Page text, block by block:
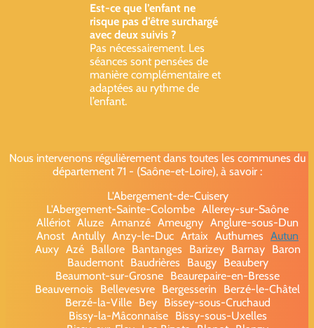
Est-ce que l’enfant ne
risque pas d’être surchargé
avec deux suivis ?
Pas nécessairement. Les
séances sont pensées de
manière complémentaire et
adaptées au rythme de
l’enfant.
Nous intervenons régulièrement dans toutes les communes du
département 71 - (Saône-et-Loire), à savoir :
L'Abergement-de-Cuisery
L'Abergement-Sainte-Colombe Allerey-sur-Saône
Allériot Aluze Amanzé Ameugny Anglure-sous-Dun
Anost Antully Anzy-le-Duc Artaix Authumes Autun
Auxy Azé Ballore Bantanges Barizey Barnay
Baron
Baudemont
Baudrières Baugy
Beaubery
Beaumont-sur-Grosne Beaurepaire-en-Bresse
Beauvernois
Bellevesvre Bergesserin
Berzé-le-Châtel
Berzé-la-Ville
Bey
Bissey-sous-Cruchaud
Bissy-la-Mâconnaise
Bissy-sous-Uxelles